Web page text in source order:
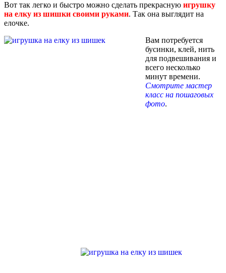
Вот так легко и быстро можно сделать прекрасную игрушку
на елку из шишки своими руками. Так она выглядит на
елочке.
Вам потребуется
бусинки, клей, нить
для подвешивания и
всего несколько
минут времени.
Смотрите мастер
класс на пошаговых
фото.